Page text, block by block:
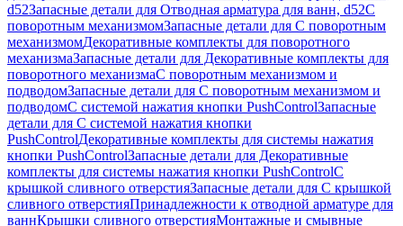
d52Запасные детали для Отводная арматура для ванн, d52С
поворотным механизмомЗапасные детали для С поворотным
механизмомДекоративные комплекты для поворотного
механизмаЗапасные детали для Декоративные комплекты для
поворотного механизмаС поворотным механизмом и
подводомЗапасные детали для С поворотным механизмом и
подводомС системой нажатия кнопки PushControlЗапасные
детали для С системой нажатия кнопки
PushControlДекоративные комплекты для системы нажатия
кнопки PushControlЗапасные детали для Декоративные
комплекты для системы нажатия кнопки PushControlС
крышкой сливного отверстияЗапасные детали для С крышкой
сливного отверстияПринадлежности к отводной арматуре для
ваннКрышки сливного отверстияМонтажные и смывные